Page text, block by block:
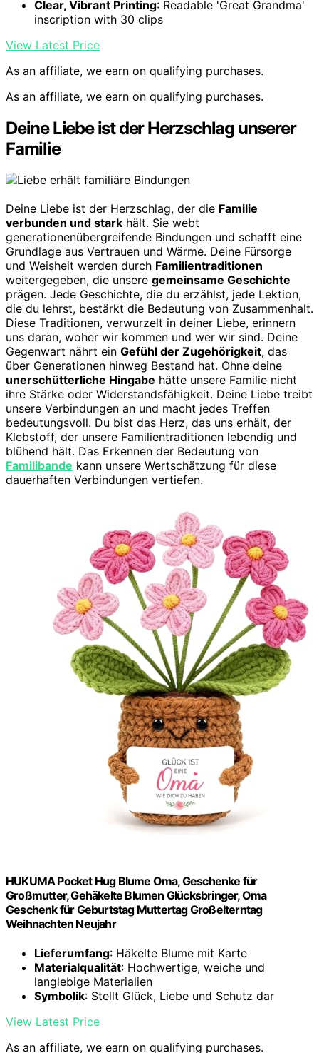
Clear, Vibrant Printing: Readable 'Great Grandma'
inscription with 30 clips
View Latest Price
As an affiliate, we earn on qualifying purchases.
As an affiliate, we earn on qualifying purchases.
Deine Liebe ist der Herzschlag unserer
Familie
Deine Liebe ist der Herzschlag, der die Familie
verbunden und stark hält. Sie webt
generationenübergreifende Bindungen und schafft eine
Grundlage aus Vertrauen und Wärme. Deine Fürsorge
und Weisheit werden durch Familientraditionen
weitergegeben, die unsere gemeinsame Geschichte
prägen. Jede Geschichte, die du erzählst, jede Lektion,
die du lehrst, bestärkt die Bedeutung von Zusammenhalt.
Diese Traditionen, verwurzelt in deiner Liebe, erinnern
uns daran, woher wir kommen und wer wir sind. Deine
Gegenwart nährt ein Gefühl der Zugehörigkeit, das
über Generationen hinweg Bestand hat. Ohne deine
unerschütterliche Hingabe hätte unsere Familie nicht
ihre Stärke oder Widerstandsfähigkeit. Deine Liebe treibt
unsere Verbindungen an und macht jedes Treffen
bedeutungsvoll. Du bist das Herz, das uns erhält, der
Klebstoff, der unsere Familientraditionen lebendig und
blühend hält. Das Erkennen der Bedeutung von
Familibande kann unsere Wertschätzung für diese
dauerhaften Verbindungen vertiefen.
HUKUMA Pocket Hug Blume Oma, Geschenke für
Großmutter, Gehäkelte Blumen Glücksbringer, Oma
Geschenk für Geburtstag Muttertag Großelterntag
Weihnachten Neujahr
Lieferumfang: Häkelte Blume mit Karte
Materialqualität: Hochwertige, weiche und
langlebige Materialien
Symbolik: Stellt Glück, Liebe und Schutz dar
View Latest Price
As an affiliate, we earn on qualifying purchases.